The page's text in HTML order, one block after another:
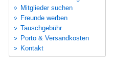
Mitglieder suchen
Freunde werben
Tauschgebühr
Porto & Versandkosten
Kontakt